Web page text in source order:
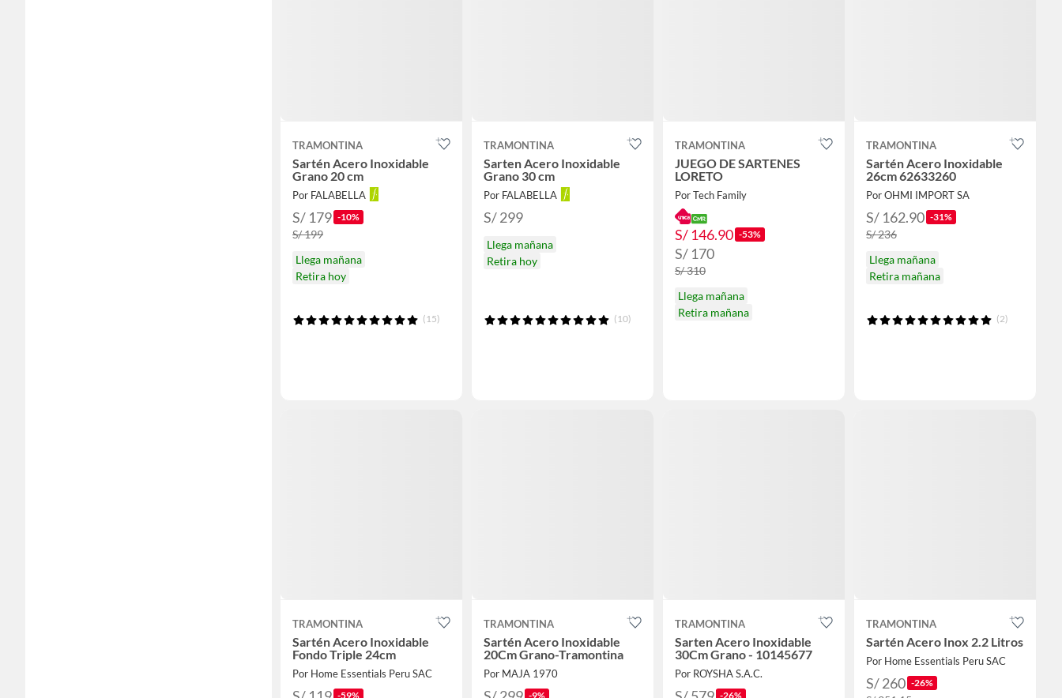
TRAMONTINA
Sartén Acero Inoxidable
Grano 20 cm
Por FALABELLA
S/ 179 -10%
S/ 199
Llega mañana
Retira hoy
(15)
TRAMONTINA
Sarten Acero Inoxidable
Grano 30 cm
Por FALABELLA
S/ 299
Llega mañana
Retira hoy
(10)
TRAMONTINA
JUEGO DE SARTENES
LORETO
Por Tech Family
S/ 146.90 -53%
S/ 170
S/ 310
Llega mañana
Retira mañana
TRAMONTINA
Sartén Acero Inoxidable
26cm 62633260
Por OHMI IMPORT SA
S/ 162.90 -31%
S/ 236
Llega mañana
Retira mañana
(2)
TRAMONTINA
Sartén Acero Inoxidable
Fondo Triple 24cm
Por Home Essentials Peru SAC
-59%
TRAMONTINA
Sartén Acero Inoxidable
20Cm Grano-Tramontina
Por MAJA 1970
-9%
TRAMONTINA
Sarten Acero Inoxidable
30Cm Grano - 10145677
Por ROYSHA S.A.C.
-26%
TRAMONTINA
Sartén Acero Inox 2.2 Litros
Por Home Essentials Peru SAC
S/ 260 -26%